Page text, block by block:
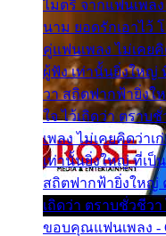
ไมตรี จากแฟนเพล
นาม ยอดรักเอาไว้
คู่แฟนเพลง ไม่เคย
ผู้ฟัง เท่านั้นยิ่งใหญ่
วา สถิตฟากฟ้ายิ่งใ
ใจ ไว้เถิดว่า ตราบ
เพลง ไม่เคยคิดว่า
เท่านั้นยิ่งใหญ่ ที่เป็
สถิตฟากฟ้ายิ่งใหญ่
เถิดว่า ตราบชั่วชีว
ขอบคุณแฟนเพลง -